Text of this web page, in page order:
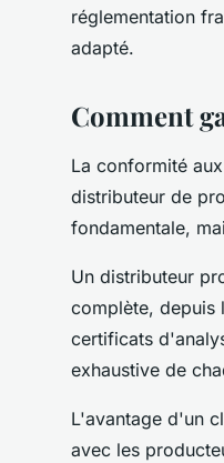
réglementation
adapté.
Comment
La conformité
distributeur de
fondamentale,
Un distributeur
complète, depuis
certificats
exhaustive de
L'avantage d'un
avec les